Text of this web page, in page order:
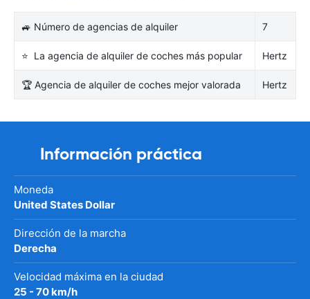
🚙 Número de agencias de alquiler 7
⭐ La agencia de alquiler de coches más popular Hertz
🏆 Agencia de alquiler de coches mejor valorada Hertz
Información práctica
Moneda
United States Dollar
Dirección de la marcha
Derecha
Velocidad máxima en la ciudad
25 - 70 km/h